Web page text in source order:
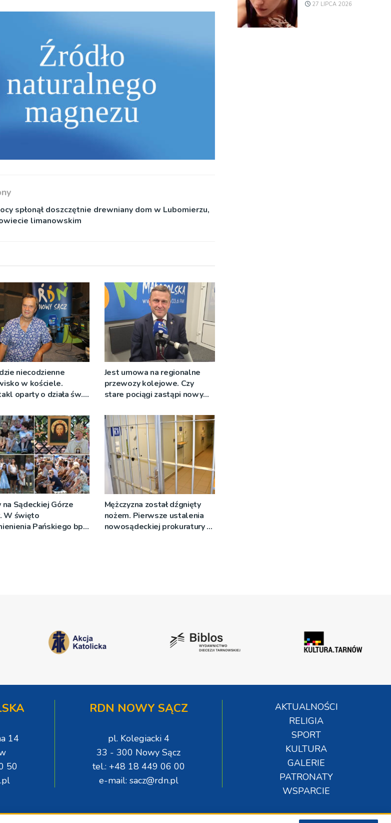
spłonął doszczętnie drewniany dom w Lubomierzu,
limanowskim
niecodzienne
w kościele.
oparty o działa św.
Jest umowa na regionalne
przewozy kolejowe. Czy
stare pociągi zastąpi nowy
na Sądeckiej Górze
W święto
Pańskiego bp
Mężczyzna został dźgnięty
nożem. Pierwsze ustalenia
nowosądeckiej prokuratury w
27 LIPCA 2026
14
50
RDN NOWY SĄCZ
pl. Kolegiacki 4
33 - 300 Nowy Sącz
tel.: +48 18 449 06 00
e-mail: sacz@rdn.pl
AKTUALNOŚCI
RELIGIA
SPORT
KULTURA
GALERIE
PATRONATY
WSPARCIE